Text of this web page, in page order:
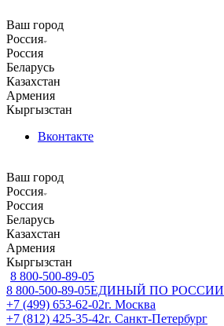
Ваш город
Россия
Россия
Беларусь
Казахстан
Армения
Кыргызстан
Вконтакте
Ваш город
Россия
Россия
Беларусь
Казахстан
Армения
Кыргызстан
8 800-500-89-05
8 800-500-89-05ЕДИНЫЙ ПО РОССИИ
+7 (499) 653-62-02г. Москва
+7 (812) 425-35-42г. Санкт-Петербург